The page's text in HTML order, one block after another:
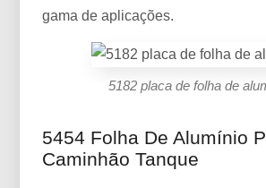
gama de aplicações.
5182 placa de folha de
5454 Folha De Alumínio
Caminhão Tanque